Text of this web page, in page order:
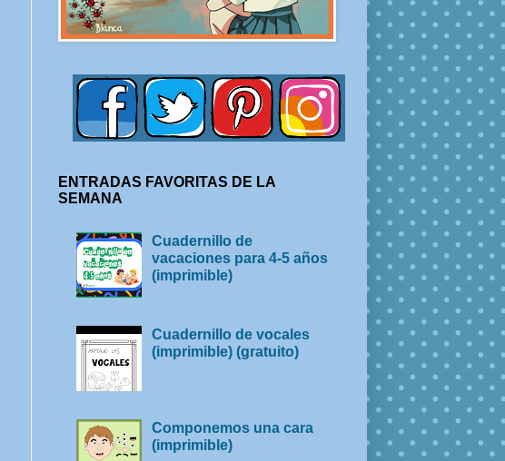
ENTRADAS FAVORITAS DE LA
SEMANA
Cuadernillo de
vacaciones para 4-5 años
(imprimible)
Cuadernillo de vocales
(imprimible) (gratuito)
Componemos una cara
(imprimible)